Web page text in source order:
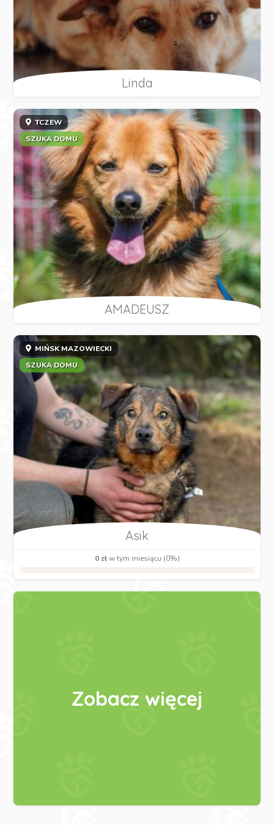
Linda
TCZEW
SZUKA DOMU
AMADEUSZ
MIŃSK MAZOWIECKI
SZUKA DOMU
Asik
0 złw tym miesiącu (0%)
Zobacz więcej